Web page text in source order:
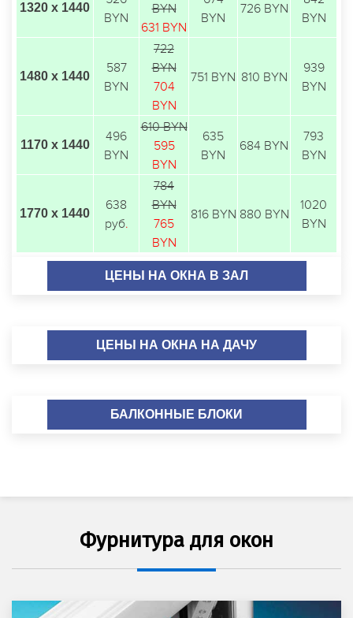
1320 х 1440
BYN
BYN
631 BYN
BYN
726 BYN
BYN
1480 х 1440
587
BYN
722
BYN
704
BYN
751 BYN 810 BYN
939
BYN
1170 х 1440
496
BYN
610 BYN
595
BYN
635
BYN
684 BYN
793
BYN
1770 х 1440
638
руб.
784
BYN
765
BYN
816 BYN 880 BYN
1020
BYN
ЦЕНЫ НА ОКНА В ЗАЛ
ЦЕНЫ НА ОКНА НА ДАЧУ
БАЛКОННЫЕ БЛОКИ
Фурнитура для окон